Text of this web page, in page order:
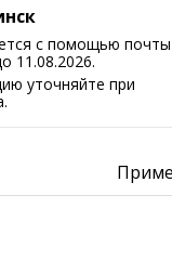
с помощью
11.08.2026.
уточняйте при